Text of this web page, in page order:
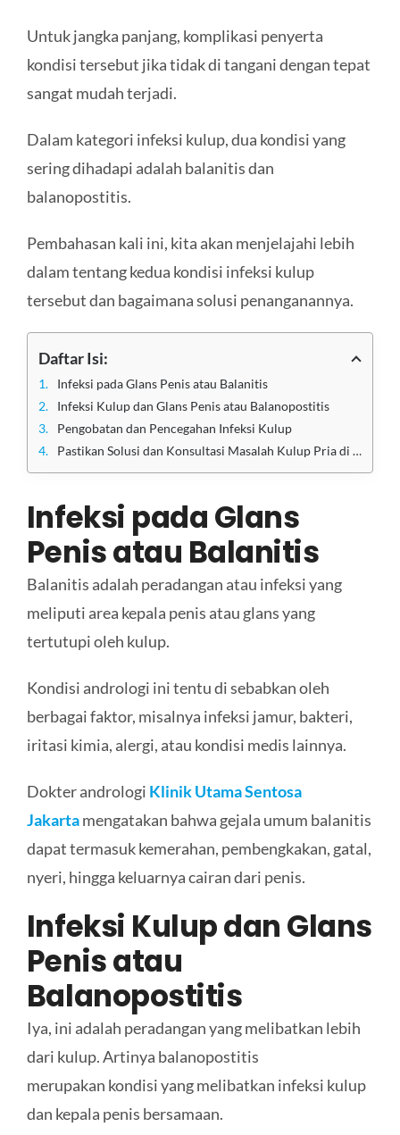
Untuk jangka panjang, komplikasi penyerta
kondisi tersebut jika tidak di tangani dengan tepat
sangat mudah terjadi.
Dalam kategori infeksi kulup, dua kondisi yang
sering dihadapi adalah balanitis dan
balanopostitis.
Pembahasan kali ini, kita akan menjelajahi lebih
dalam tentang kedua kondisi infeksi kulup
tersebut dan bagaimana solusi penanganannya.
Daftar Isi:
Infeksi pada Glans Penis atau Balanitis
Infeksi Kulup dan Glans Penis atau Balanopostitis
Pengobatan dan Pencegahan Infeksi Kulup
Pastikan Solusi dan Konsultasi Masalah Kulup Pria di Klinik Utama Sentosa
Infeksi pada Glans
Penis atau Balanitis
Balanitis adalah peradangan atau infeksi yang
meliputi area kepala penis atau glans yang
tertutupi oleh kulup.
Kondisi andrologi ini tentu di sebabkan oleh
berbagai faktor, misalnya infeksi jamur, bakteri,
iritasi kimia, alergi, atau kondisi medis lainnya.
Dokter andrologi Klinik Utama Sentosa
Jakartamengatakan bahwa gejala umum balanitis
dapat termasuk kemerahan, pembengkakan, gatal,
nyeri, hingga keluarnya cairan dari penis.
Infeksi Kulup dan Glans
Penis atau
Balanopostitis
Iya, ini adalah peradangan yang melibatkan lebih
dari kulup. Artinya balanopostitis
merupakan kondisi yang melibatkan infeksi kulup
dan kepala penis bersamaan.